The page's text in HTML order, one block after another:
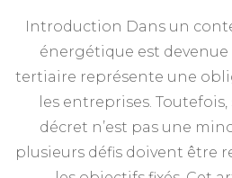
Introduction Dans un
énergétique est devenue
tertiaire représente une
les entreprises.
décret n’est pas une
plusieurs défis doivent être